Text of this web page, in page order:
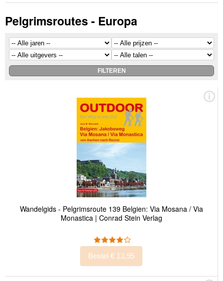
Pelgrimsroutes - Europa
Wandelgids - Pelgrimsroute 139 Belgien: Via Mosana / Via
Monastica | Conrad Stein Verlag
Bestel € 13,95